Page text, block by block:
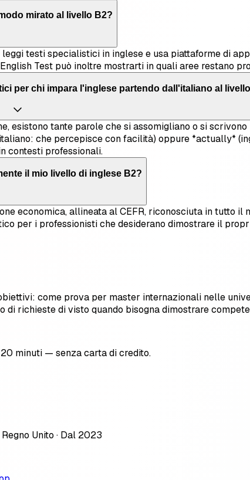
mirato al livello B2?
testi specialistici in inglese e usa piattaforme di
Test può inoltre mostrarti in quali aree restano
per chi impara l'inglese partendo dall'italiano al
esistono tante parole che si assomigliano o si
che percepisce con facilità) oppure *actually*
contesti professionali.
il mio livello di inglese B2?
economica, allineata al CEFR, riconosciuta in tutto il
per i professionisti che desiderano dimostrare il
come prova per master internazionali nelle
richieste di visto quando bisogna dimostrare
minuti — senza carta di credito.
Unito · Dal 2023